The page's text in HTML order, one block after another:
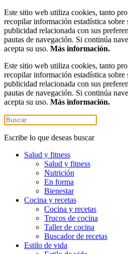
Este sitio web utiliza cookies, tanto
recopilar información estadística
publicidad relacionada con sus
pautas de navegación. Si continúa
acepta su uso. Más información.
Este sitio web utiliza cookies, tanto
recopilar información estadística
publicidad relacionada con sus
pautas de navegación. Si continúa
acepta su uso. Más información.
Escribe lo que deseas buscar
Salud y fitness
Salud y fitness
Nutrición
En forma
Bienestar
Cocina y recetas
Cocina y recetas
Trucos de cocina
Taller de cocina
Buscador de recetas
Estilo de vida